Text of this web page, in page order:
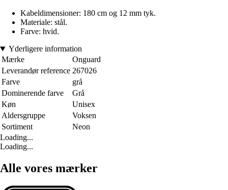
Kabeldimensioner: 180 cm og 12 mm tyk.
Materiale: stål.
Farve: hvid.
Yderligere information
Mærke
Onguard
Leverandør reference 267026
Farve
grå
Dominerende farve
Grå
Køn
Unisex
Aldersgruppe
Voksen
Sortiment
Neon
Loading...
Loading...
Alle vores mærker